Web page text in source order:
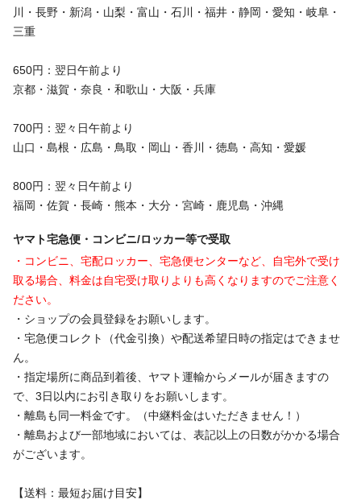
川・長野・新潟・山梨・富山・石川・福井・静岡・愛知・岐阜・
三重
650円：翌日午前より
京都・滋賀・奈良・和歌山・大阪・兵庫
700円：翌々日午前より
山口・島根・広島・鳥取・岡山・香川・徳島・高知・愛媛
800円：翌々日午前より
福岡・佐賀・長崎・熊本・大分・宮崎・鹿児島・沖縄
ヤマト宅急便・コンビニ/ロッカー等で受取
・コンビニ、宅配ロッカー、宅急便センターなど、自宅外で受け
取る場合、料金は自宅受け取りよりも高くなりますのでご注意く
ださい。
・ショップの会員登録をお願いします。
・宅急便コレクト（代金引換）や配送希望日時の指定はできませ
ん。
・指定場所に商品到着後、ヤマト運輸からメールが届きますの
で、3日以内にお引き取りをお願いします。
・離島も同一料金です。（中継料金はいただきません！）
・離島および一部地域においては、表記以上の日数がかかる場合
がございます。
【送料：最短お届け目安】